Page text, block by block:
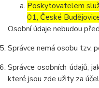
Poskytovatelem
01, České
Osobní údaje nebudou
Správce nemá osobu tzv.
Správce osobních údajů,
které jsou zde užity za